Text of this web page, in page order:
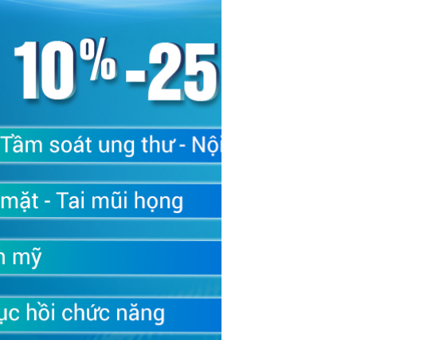
sản phụ khoa – Bệnh viện Đa khoa Phương Đông.
độ 2 chiều, tích hợp lọc HEPA loại bỏ hoàn toàn vi khuẩn, giúp
điều nhiệt.
thông số: độ sáng, độ tụ, nhiệt độ màu. Chóa đèn rộng, không bị
mổ khó. Hệ thống đèn tích hợp camera giúp các bác sĩ có thể hội
đủ phụ kiện, hỗ trợ nhiều loại phẫu thuật khác nhau.
số và 5 thông số GE Healthcare.